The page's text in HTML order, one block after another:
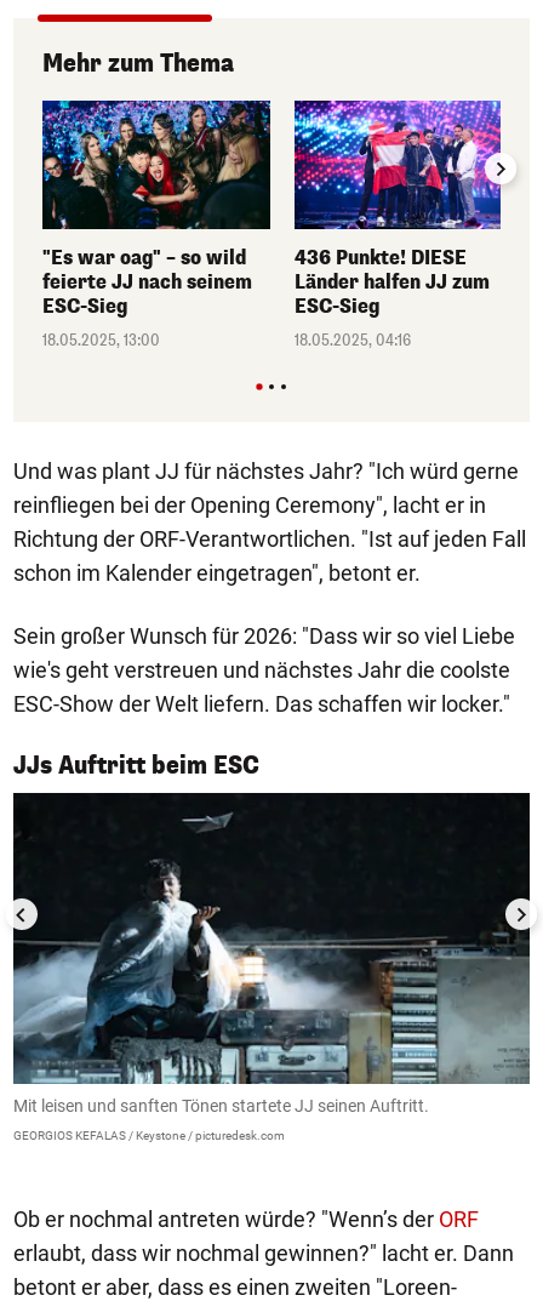
Mehr zum Thema
"Es war oag" – so wild
feierte JJ nach seinem
ESC-Sieg
18.05.2025, 13:00
436 Punkte! DIESE
Länder halfen JJ zum
ESC-Sieg
18.05.2025, 04:16
Und was plant JJ für nächstes Jahr? "Ich würd gerne
reinfliegen bei der Opening Ceremony", lacht er in
Richtung der ORF-Verantwortlichen. "Ist auf jeden Fall
schon im Kalender eingetragen", betont er.
Sein großer Wunsch für 2026: "Dass wir so viel Liebe
wie's geht verstreuen und nächstes Jahr die coolste
ESC-Show der Welt liefern. Das schaffen wir locker."
JJs Auftritt beim ESC
1/4
Mit leisen und sanften Tönen startete JJ seinen Auftritt.
GEORGIOS KEFALAS / Keystone / picturedesk.com
Ob er nochmal antreten würde? "Wenn’s der ORF
erlaubt, dass wir nochmal gewinnen?" lacht er. Dann
betont er aber, dass es einen zweiten "Loreen-